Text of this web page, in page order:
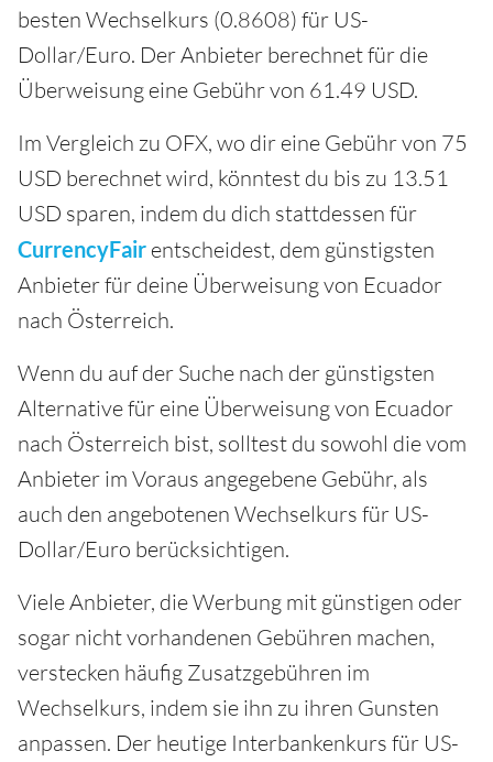
besten Wechselkurs (0.8608) für US-
Dollar/Euro. Der Anbieter berechnet für die
Überweisung eine Gebühr von 61.49 USD.
Im Vergleich zu OFX, wo dir eine Gebühr von 75
USD berechnet wird, könntest du bis zu 13.51
USD sparen, indem du dich stattdessen für
CurrencyFair entscheidest, dem günstigsten
Anbieter für deine Überweisung von Ecuador
nach Österreich.
Wenn du auf der Suche nach der günstigsten
Alternative für eine Überweisung von Ecuador
nach Österreich bist, solltest du sowohl die vom
Anbieter im Voraus angegebene Gebühr, als
auch den angebotenen Wechselkurs für US-
Dollar/Euro berücksichtigen.
Viele Anbieter, die Werbung mit günstigen oder
sogar nicht vorhandenen Gebühren machen,
verstecken häufig Zusatzgebühren im
Wechselkurs, indem sie ihn zu ihren Gunsten
anpassen. Der heutige Interbankenkurs für US-